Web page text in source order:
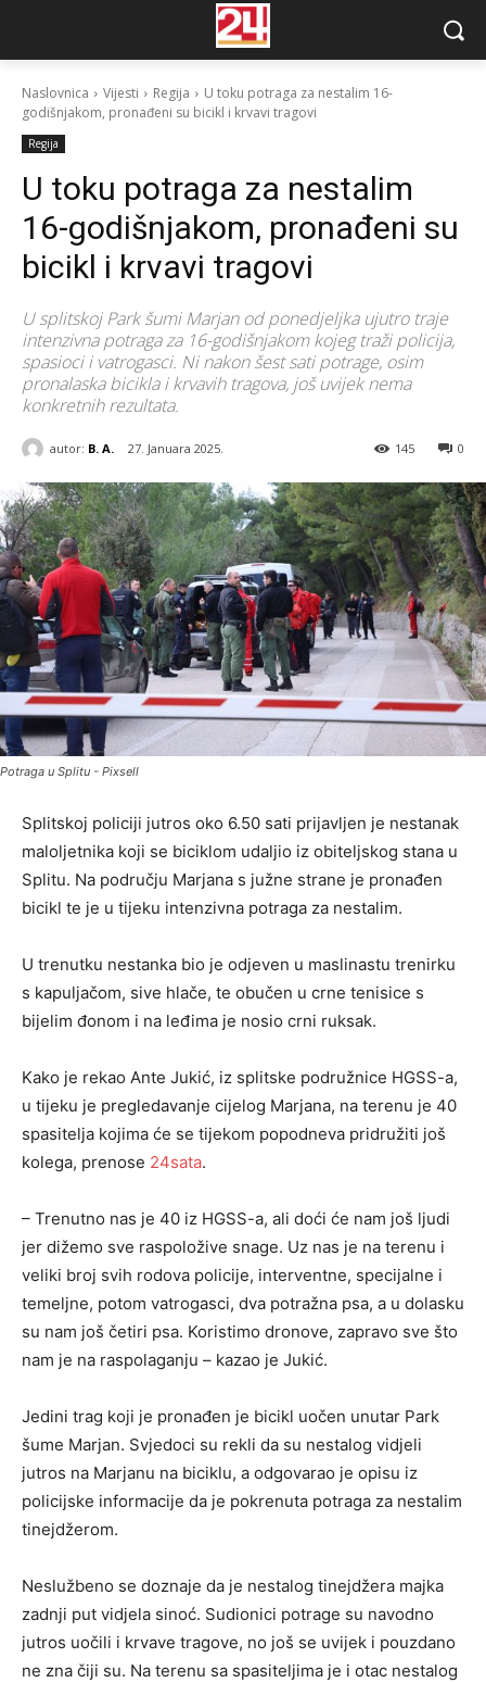
Naslovnica Vijesti Regija
U toku potraga za nestalim 16-
godišnjakom, pronađeni su bicikl i krvavi tragovi
Regija
U toku potraga za nestalim
16-godišnjakom, pronađeni su
bicikl i krvavi tragovi
U splitskoj Park šumi Marjan od ponedjeljka ujutro traje
intenzivna potraga za 16-godišnjakom kojeg traži policija,
spasioci i vatrogasci. Ni nakon šest sati potrage, osim
pronalaska bicikla i krvavih tragova, još uvijek nema
konkretnih rezultata.
autor: B. A. 27. Januara 2025. 0
145
Potraga u Splitu - Pixsell
Splitskoj policiji jutros oko 6.50 sati prijavljen je nestanak
maloljetnika koji se biciklom udaljio iz obiteljskog stana u
Splitu. Na području Marjana s južne strane je pronađen
bicikl te je u tijeku intenzivna potraga za nestalim.
U trenutku nestanka bio je odjeven u maslinastu trenirku
s kapuljačom, sive hlače, te obučen u crne tenisice s
bijelim đonom i na leđima je nosio crni ruksak.
Kako je rekao Ante Jukić, iz splitske podružnice HGSS-a,
u tijeku je pregledavanje cijelog Marjana, na terenu je 40
spasitelja kojima će se tijekom popodneva pridružiti još
kolega, prenose 24sata.
– Trenutno nas je 40 iz HGSS-a, ali doći će nam još ljudi
jer dižemo sve raspoložive snage. Uz nas je na terenu i
veliki broj svih rodova policije, interventne, specijalne i
temeljne, potom vatrogasci, dva potražna psa, a u dolasku
su nam još četiri psa. Koristimo dronove, zapravo sve što
nam je na raspolaganju – kazao je Jukić.
Jedini trag koji je pronađen je bicikl uočen unutar Park
šume Marjan. Svjedoci su rekli da su nestalog vidjeli
jutros na Marjanu na biciklu, a odgovarao je opisu iz
policijske informacije da je pokrenuta potraga za nestalim
tinejdžerom.
Neslužbeno se doznaje da je nestalog tinejdžera majka
zadnji put vidjela sinoć. Sudionici potrage su navodno
jutros uočili i krvave tragove, no još se uvijek i pouzdano
ne zna čiji su. Na terenu sa spasiteljima je i otac nestalog